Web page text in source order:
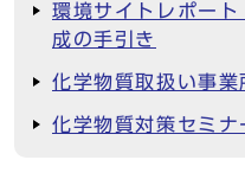
環境サイトレポー
成の手引き
化学物質取扱い事
化学物質対策セミナ